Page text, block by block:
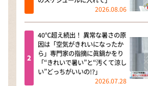
ＬＩＦＥ～夢のカタチ～
新婚さんいらっしゃい！
ポツンと一軒家
ザキ山小屋本館
ぺこぱのまるスポ
2026.08.06
40℃超え続出！ 異常な暑さの原
因は「空気がきれいになったか
ら」専門家の指摘に眞鍋かをり
「“きれいで暑い”と“汚くて涼し
い”どっちがいいの!?」
2026.07.28